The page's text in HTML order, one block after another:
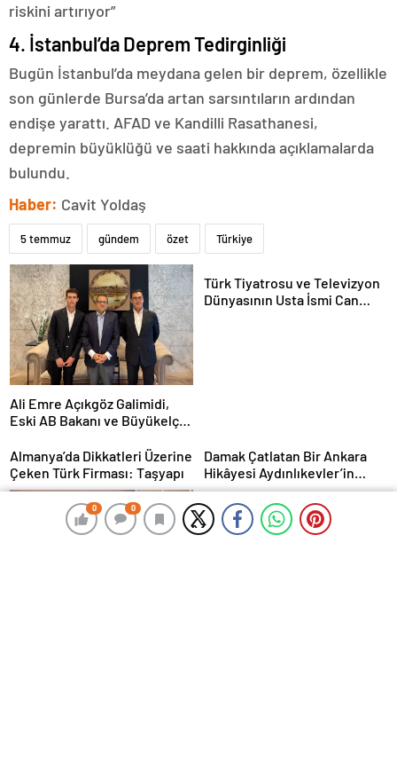
0 0
0 0
riskini artırıyor”
4. İstanbul’da Deprem Tedirginliği
Bugün İstanbul’da meydana gelen bir deprem, özellikle
son günlerde Bursa’da artan sarsıntıların ardından
endişe yarattı. AFAD ve Kandilli Rasathanesi,
depremin büyüklüğü ve saati hakkında açıklamalarda
bulundu.
Haber: Cavit Yoldaş
5 temmuz gündem özet Türkiye
Ali Emre Açıkgöz Galimidi,
Eski AB Bakanı ve Büyükelçi
Geldi
Türk Tiyatrosu ve Televizyon
Dünyasının Usta İsmi Can
Almanya’da Dikkatleri Üzerine
Çeken Türk Firması: Taşyapı
Damak Çatlatan Bir Ankara
Hikâyesi Aydınlıkevler’in
Lezzet Durağı Urfa Damak
MasterChef Şampiyonu Eren
Kaşıkçı Evinde Ölü Bulundu!